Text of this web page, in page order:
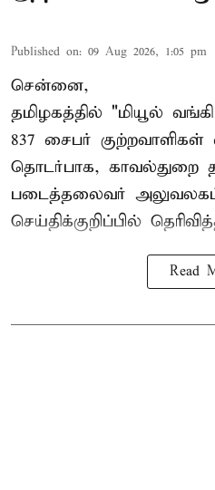
Published on: 09 Aug 2026, 1:05 pm
சென்னை,
தமிழகத்தில் "மியூல்
837 சைபர் குற்றவாளிகள்
தொடர்பாக, காவல்துறை
படைத்தலைவர்
செய்திக்குறிப்பில்
Read